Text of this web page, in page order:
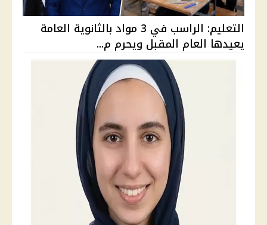
التعليم: الراسب في 3 مواد بالثانوية العامة
يعيدها العام المقبل ويحرم م...